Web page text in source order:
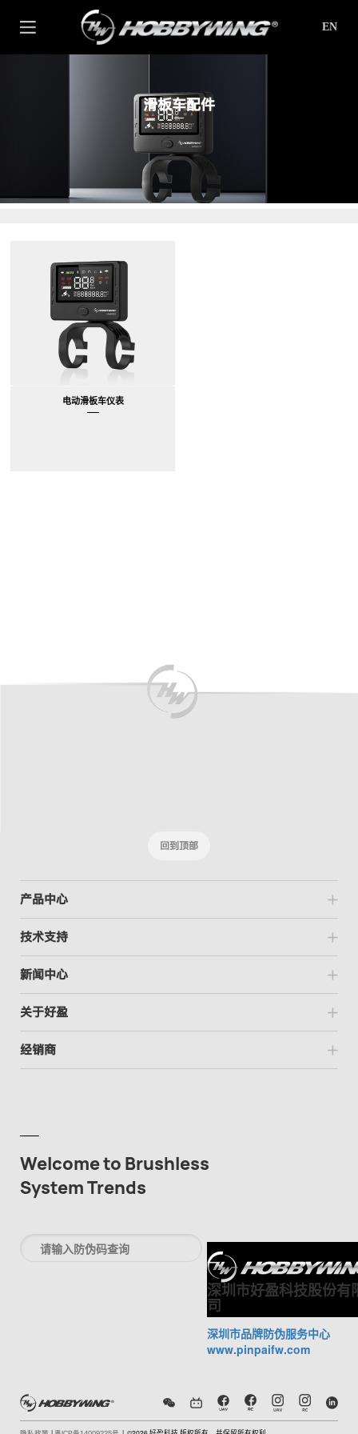
EN
滑板车配件
电动滑板车仪表
回到顶部
产品中心
技术支持
新闻中心
关于好盈
经销商
Welcome to Brushless
System Trends
深圳市好盈科技股份有
司
深圳市品牌防伪服务中心
www.pinpaifw.com